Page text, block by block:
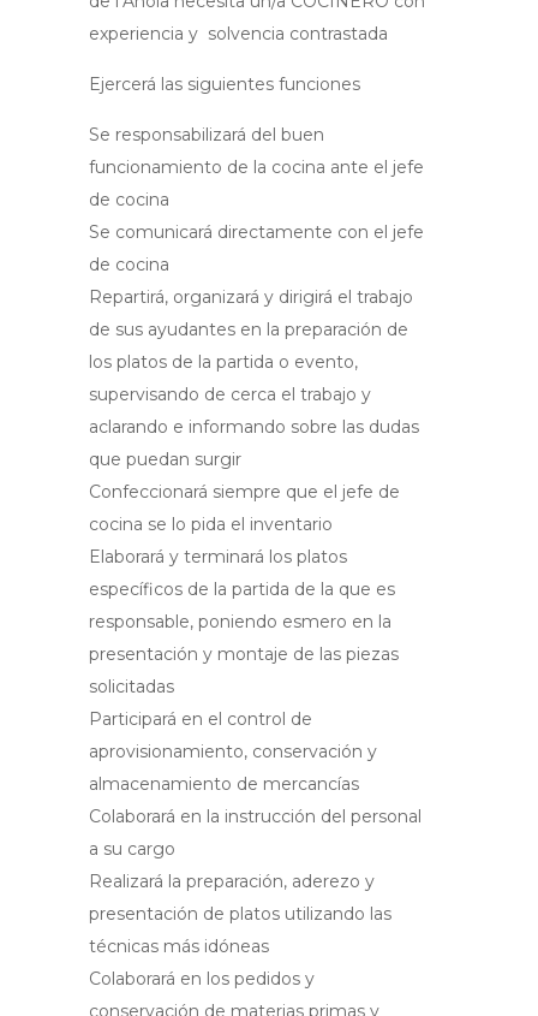
experiencia y solvencia contrastada
Ejercerá las siguientes funciones
Se responsabilizará del buen
funcionamiento de la cocina ante el jefe
de cocina
Se comunicará directamente con el jefe
de cocina
Repartirá, organizará y dirigirá el trabajo
de sus ayudantes en la preparación de
los platos de la partida o evento,
supervisando de cerca el trabajo y
aclarando e informando sobre las dudas
que puedan surgir
Confeccionará siempre que el jefe de
cocina se lo pida el inventario
Elaborará y terminará los platos
específicos de la partida de la que es
responsable, poniendo esmero en la
presentación y montaje de las piezas
solicitadas
Participará en el control de
aprovisionamiento, conservación y
almacenamiento de mercancías
Colaborará en la instrucción del personal
a su cargo
Realizará la preparación, aderezo y
presentación de platos utilizando las
técnicas más idóneas
Colaborará en los pedidos y
conservación de materias primas y